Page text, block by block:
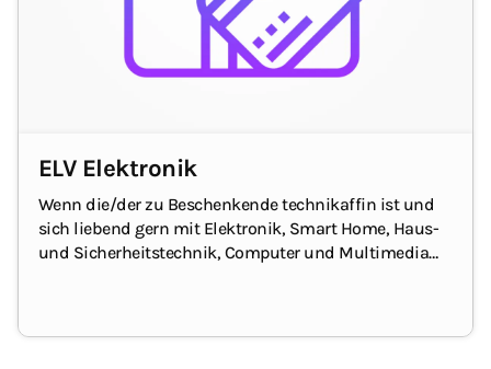
ELV Elektronik
Wenn die/der zu Beschenkende technikaffin ist und
sich liebend gern mit Elektronik, Smart Home, Haus-
und Sicherheitstechnik, Computer und Multimedia